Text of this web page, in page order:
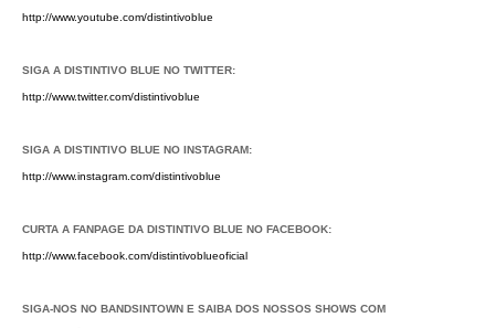
http://www.youtube.com/distintivoblue
SIGA A DISTINTIVO BLUE NO TWITTER:
http://www.twitter.com/distintivoblue
SIGA A DISTINTIVO BLUE NO INSTAGRAM:
http://www.instagram.com/distintivoblue
CURTA A FANPAGE DA DISTINTIVO BLUE NO FACEBOOK:
http://www.facebook.com/distintivoblueoficial
SIGA-NOS NO BANDSINTOWN E SAIBA DOS NOSSOS SHOWS COM